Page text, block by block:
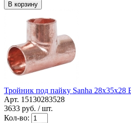
В корзину
Тройник под пайку Sanha 28x35x28
Арт. 15130283528
3633 руб. / шт.
Кол-во: